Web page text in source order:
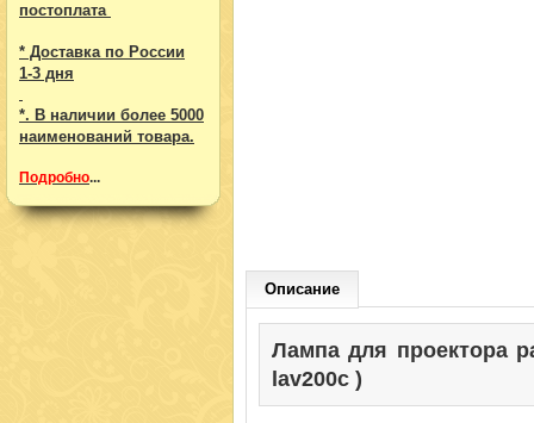
постоплата
* Доставка по России
1-3 дня
*. В наличии более 5000
наименований товара.
Подробно...
Описание
Лампа для проектора
lav200c )